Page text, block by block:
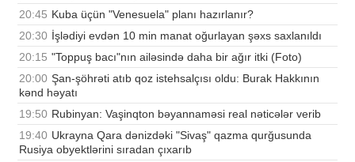
20:45 Kuba üçün "Venesuela" planı hazırlanır?
20:30 İşlədiyi evdən 10 min manat oğurlayan şəxs saxlanıldı
20:15 "Toppuş bacı"nın ailəsində daha bir ağır itki (Foto)
20:00 Şan-şöhrəti atıb qoz istehsalçısı oldu: Burak Hakkının
kənd həyatı
19:50 Rubinyan: Vaşinqton bəyannaməsi real nəticələr verib
19:40 Ukrayna Qara dənizdəki "Sivaş" qazma qurğusunda
Rusiya obyektlərini sıradan çıxarıb